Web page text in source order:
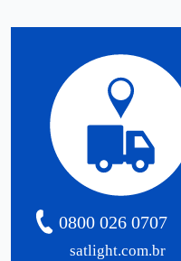
satlight.com.br
0800 026 0707